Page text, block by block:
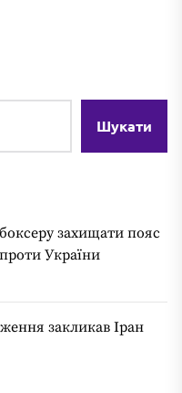
Шукати
захищати пояс
України
закликав Іран